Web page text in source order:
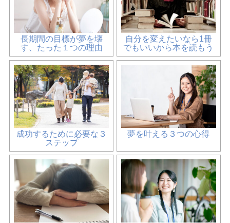
長期間の目標が夢を壊
す、たった１つの理由
自分を変えたいなら1冊
でもいいから本を読もう
成功するために必要な３
ステップ
夢を叶える３つの心得